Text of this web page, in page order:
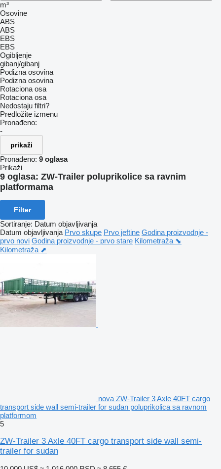
m³
Osovine
ABS
ABS
EBS
EBS
Ogibljenje
gibanj/gibanj
Podizna osovina
Podizna osovina
Rotaciona osa
Rotaciona osa
Nedostaju filtri?
Predložite izmenu
Pronađeno:
-
prikaži
Pronađeno: 9 oglasa
Prikaži
9 oglasa: ZW-Trailer poluprikolice sa ravnim
platformama
Filter
Sortiranje: Datum objavljivanja
Datum objavljivanja Prvo skupe Prvo jeftine Godina proizvodnje -
prvo novi Godina proizvodnje - prvo stare Kilometraža ⬊
Kilometraža ⬈
nova ZW-Trailer 3 Axle 40FT cargo
transport side wall semi-trailer for sudan poluprikolica sa ravnom
platformom
5
ZW-Trailer 3 Axle 40FT cargo transport side wall semi-
trailer for sudan